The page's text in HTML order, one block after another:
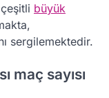
büyük
sergilemektedir.
maç sayısı